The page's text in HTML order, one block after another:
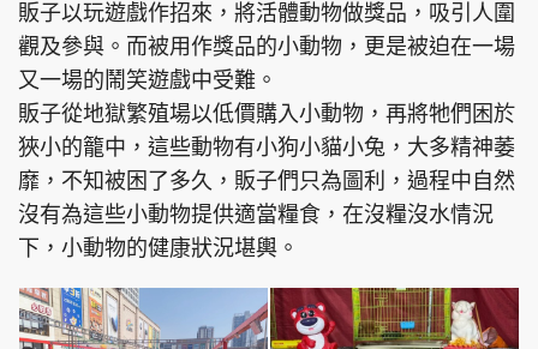
販子以玩遊戲作招來，將活體動物做獎品，吸引人圍
觀及參與。而被用作獎品的小動物，更是被迫在一場
又一場的鬧笑遊戲中受難。
販子從地獄繁殖場以低價購入小動物，再將牠們困於
狹小的籠中，這些動物有小狗小貓小兔，大多精神萎
靡，不知被困了多久，販子們只為圖利，過程中自然
沒有為這些小動物提供適當糧食，在沒糧沒水情況
下，小動物的健康狀況堪輿。